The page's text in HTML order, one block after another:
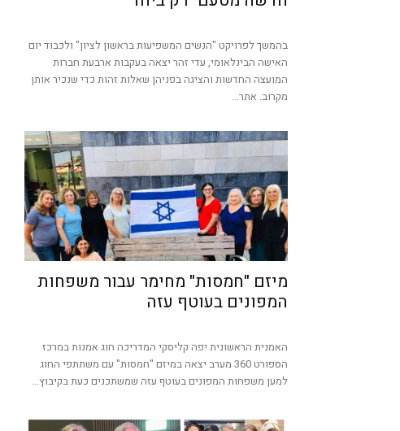
בהמשך לפרויקט "הנשים המשפיעות בראשון לציון" ולכבוד יום
האישה הבינלאומי, עדי זהר יצאה בעקבות ארבעת חברות
המועצה החדשות והציגה בפניהן שאלות זהות כדי שנכיר אותן
מקרוב. אתר...
מיזם "חמסות" מחימר עבור משפחות
המפונים בעוטף עזה
האמנית הראשונית יפה קליסקי המדריכה חוג אמנות במרכז
הספורט 360 מערב יצאה במיזם "חמסות" עם משתתפי החוג
למען משפחות המפונים בעוטף עזה שמשתכנים כעת בקיבוץ...